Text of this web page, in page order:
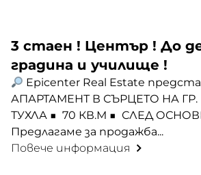
3 стаен ! Център ! До
градина и училище !
Epicenter Real Estate
АПАРТАМЕНТ В СЪРЦЕТО НА ГР.
ТУХЛА ■ 70 КВ.М ■ СЛЕД
Предлагаме за продажба...
Повече информация